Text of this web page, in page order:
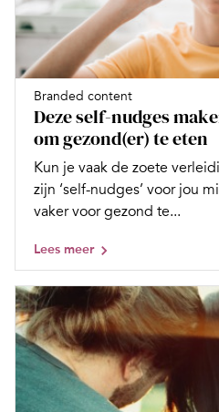
Branded content
Deze self-nudges
om gezond(er) te eten
Kun je vaak de zoete
zijn ‘self-nudges’ voor jou
vaker voor gezond te...
Lees meer